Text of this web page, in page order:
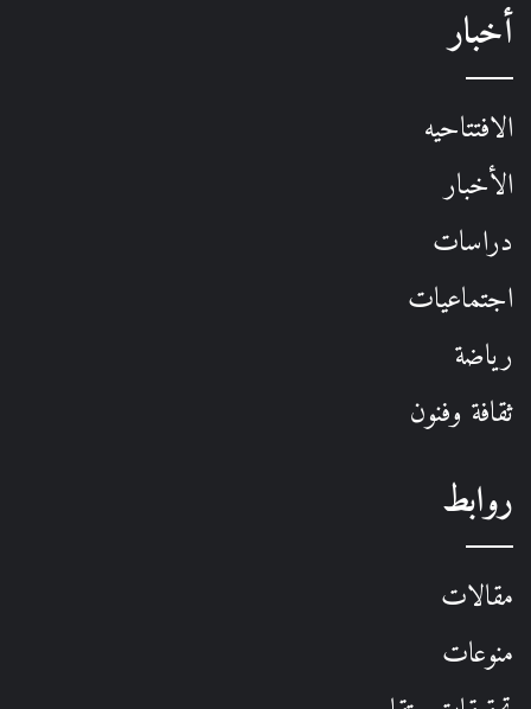
أخبار
الافتتاحيه
الأخبار
دراسات
اجتماعيات
رياضة
ثقافة وفنون
روابط
مقالات
منوعات